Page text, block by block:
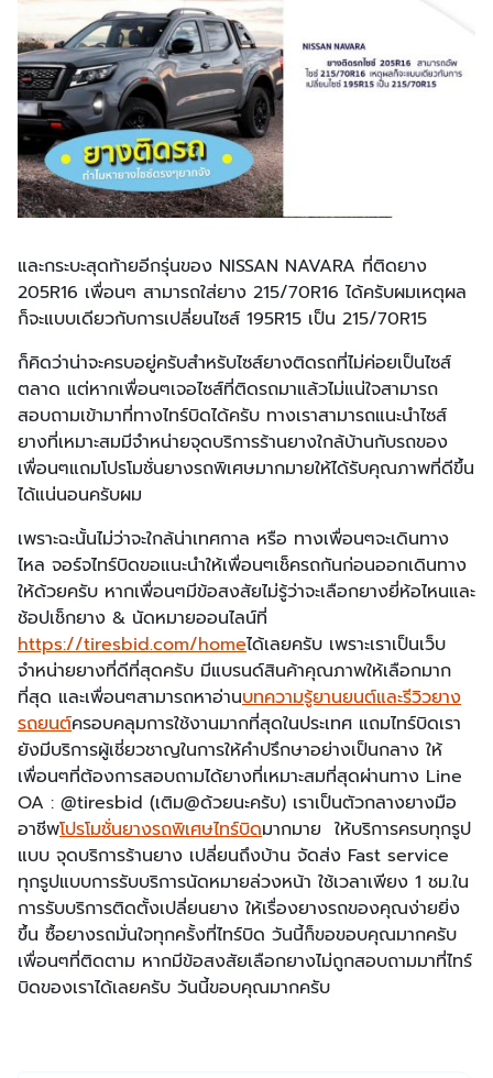
และกระบะสุดท้ายอีกรุ่นของ NISSAN NAVARA ที่ติดยาง
205R16 เพื่อนๆ สามารถใส่ยาง 215/70R16 ได้ครับผมเหตุผล
ก็จะแบบเดียวกับการเปลี่ยนไซส์ 195R15 เป็น 215/70R15
ก็คิดว่าน่าจะครบอยู่ครับสำหรับไซส์ยางติดรถที่ไม่ค่อยเป็นไซส์
ตลาด แต่หากเพื่อนๆเจอไซส์ที่ติดรถมาแล้วไม่แน่ใจสามารถ
สอบถามเข้ามาที่ทางไทร์บิดได้ครับ ทางเราสามารถแนะนำไซส์
ยางที่เหมาะสมมีจำหน่ายจุดบริการร้านยางใกล้บ้านกับรถของ
เพื่อนๆแถมโปรโมชั่นยางรถพิเศษมากมายให้ได้รับคุณภาพที่ดีขึ้น
ได้แน่นอนครับผม
เพราะฉะนั้นไม่ว่าจะใกล้น่าเทศกาล หรือ ทางเพื่อนๆจะเดินทาง
ไหล จอร์จไทร์บิดขอแนะนำให้เพื่อนๆเช็ครถกันก่อนออกเดินทาง
ให้ด้วยครับ หากเพื่อนๆมีข้อสงสัยไม่รู้ว่าจะเลือกยางยี่ห้อไหนและ
ช้อปเช็กยาง & นัดหมายออนไลน์ที่
https://tiresbid.com/homeได้เลยครับ เพราะเราเป็นเว็บ
จำหน่ายยางที่ดีที่สุดครับ มีแบรนด์สินค้าคุณภาพให้เลือกมาก
ที่สุด และเพื่อนๆสามารถหาอ่านบทความรู้ยานยนต์และรีวิวยาง
รถยนต์ครอบคลุมการใช้งานมากที่สุดในประเทศ แถมไทร์บิดเรา
ยังมีบริการผู้เชี่ยวชาญในการให้คำปรึกษาอย่างเป็นกลาง ให้
เพื่อนๆที่ต้องการสอบถามได้ยางที่เหมาะสมที่สุดผ่านทาง Line
OA : @tiresbid (เติม@ด้วยนะครับ) เราเป็นตัวกลางยางมือ
อาชีพโปรโมชั่นยางรถพิเศษไทร์บิดมากมาย ให้บริการครบทุกรูป
แบบ จุดบริการร้านยาง เปลี่ยนถึงบ้าน จัดส่ง Fast service
ทุกรูปแบบการรับบริการนัดหมายล่วงหน้า ใช้เวลาเพียง 1 ชม.ใน
การรับบริการติดตั้งเปลี่ยนยาง ให้เรื่องยางรถของคุณง่ายยิ่ง
ขึ้น ซื้อยางรถมั่นใจทุกครั้งที่ไทร์บิด วันนี้ก็ขอขอบคุณมากครับ
เพื่อนๆที่ติดตาม หากมีข้อสงสัยเลือกยางไม่ถูกสอบถามมาที่ไทร์
บิดของเราได้เลยครับ วันนี้ขอบคุณมากครับ